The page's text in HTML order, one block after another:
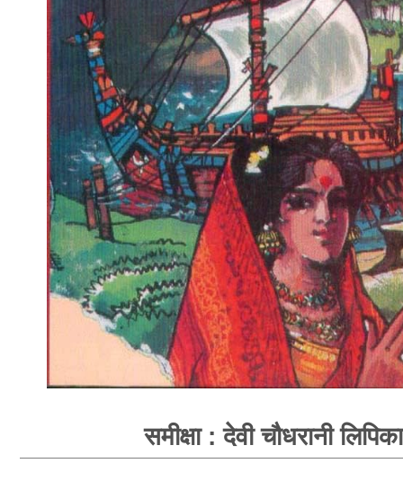
समीक्षा : देवी चौधरानी लिपिका